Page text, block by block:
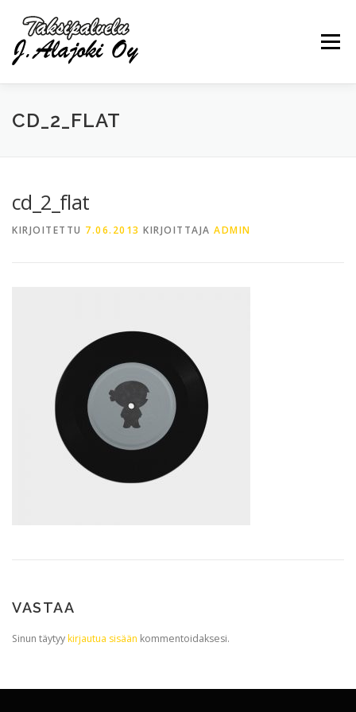
sisältöön
Valikko
PALVELUT YRITYS
0440297030
CD_2_FLAT
cd_2_flat
KIRJOITETTU 7.06.2013 KIRJOITTAJA ADMIN
VASTAA
Sinun täytyykirjautua sisään kommentoidaksesi.